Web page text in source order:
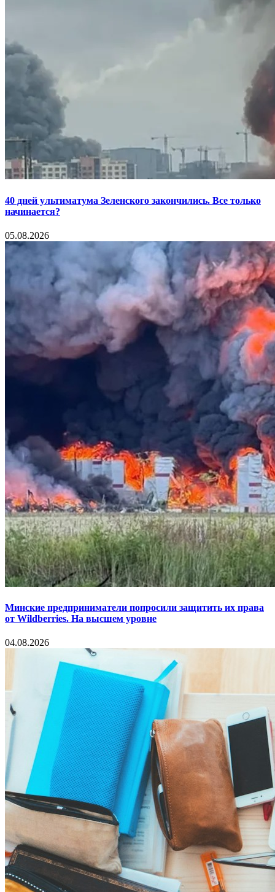
40 дней ультиматума Зеленского закончились. Все только
начинается?
05.08.2026
Минские предприниматели попросили защитить их права
от Wildberries. На высшем уровне
04.08.2026